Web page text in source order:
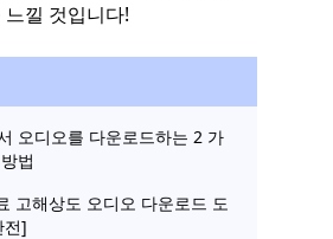
낄 것입니다!
오디오를 다운로드하는 2 가
법
고해상도 오디오 다운로드 도
전]